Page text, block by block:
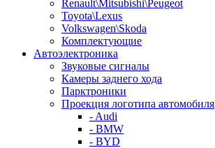
Renault\Mitsubishi\Peugeot
Toyota\Lexus
Volkswagen\Skoda
Комплектующие
Автоэлектроника
Звуковые сигналы
Камеры заднего хода
Парктроники
Проекция логотипа автомобиля
- Audi
- BMW
- BYD